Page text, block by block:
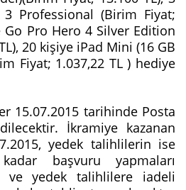
Professional (Birim Fiyat;
Go Pro Hero 4 Silver Edition
20 kişiye iPad Mini (16 GB
Fiyat; 1.037,22 TL ) hediye
15.07.2015 tarihinde Posta
İkramiye kazanan
yedek talihlilerin ise
kadar başvuru yapmaları
ve yedek talihlilere iadeli